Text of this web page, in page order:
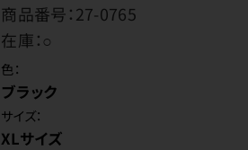
商品番号：27-0765
在庫：○
色：
ブラック
サイズ：
XLサイズ